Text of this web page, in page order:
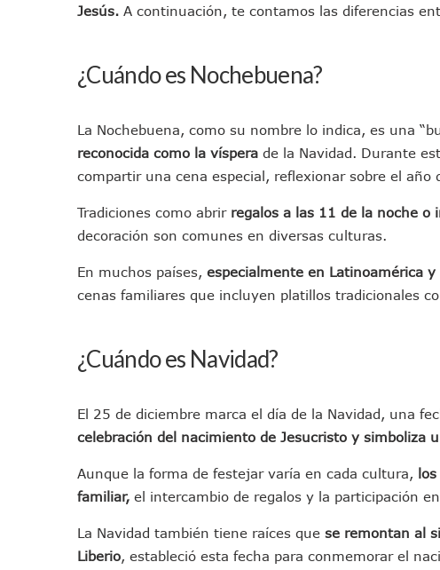
Regresa A Puerto Vallarta La
Oleaje Y Riesgo Por Cocodrilos
Poderoso Terremoto Destruye
Munguía Es El Sexto Mejor
ATM Incorpora 20 Nuevos
Colectivos Piden A Lemus Más
Avenida Federación En Puerto
Caída De “El Mencho” Elevó
Mercado Vallarta Incluye Reúne A
Ayutla Bajo Investigación Tras
Lluvias E Inundaciones No
Bruno Blancas Reúne A
Viajar A Puerto Vallarta Este
Buscan Reducir Riesgos Por
Jesús. A continuación, te contamos las diferencias
¿Cuándo es Nochebuena?
La Nochebuena, como su nombre lo indica, es una
reconocida como la víspera de la Navidad. Durante
compartir una cena especial, reflexionar sobre el año
Tradiciones como abrirregalos a las 11 de la noche o
decoración son comunes en diversas culturas.
En muchos países, especialmente en Latinoamérica
cenas familiares que incluyen platillos tradicionales
¿Cuándo es Navidad?
El 25 de diciembre marca el día de la Navidad, una
celebración del nacimiento de Jesucristo y simboliza
Aunque la forma de festejar varía en cada cultura,
familiar, el intercambio de regalos y la participación
La Navidad también tiene raíces que se remontan al
Liberio, estableció esta fecha para conmemorar el